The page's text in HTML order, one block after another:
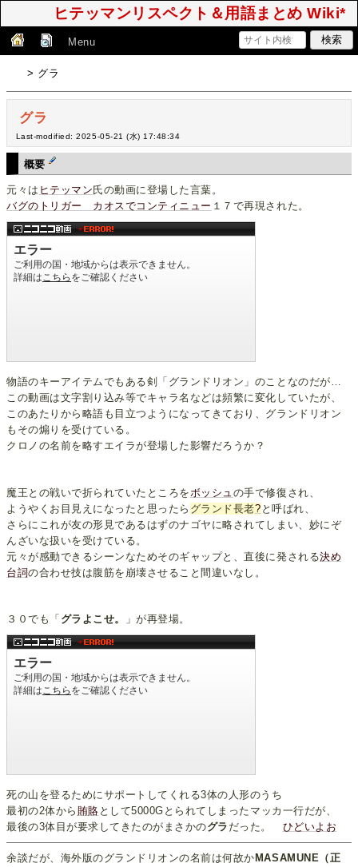
ヒテッマンリスペクト＆用語まとめ Wiki*
Menu
> グラ
グラ
Last-modified: 2025-05-21 (水) 17:48:34
概要
元々は ヒテッマン氏の動画に登場した言葉。
バグのトリガー カオスでコンティニュー １７で再現された。
物語のキーアイテムでもある剣「グランドリオン」のことなのだが…
この動画は文字割り込み等でキャラ名などは頻繁に変化していたが、
このあたりから略語も目立つようになってきており、グランドリオン
もその煽りを受けている。
クロノの名前を略すエイラが登場した影響だろうか？
魔王との戦いで折られていたところを ボッシュ の手で修復され、
ようやくお目見えになったと思ったら グランド長老? と呼ばれ、
さらにこれが友の形見であるはずのナゴヤに略されてしまい、妙にぞ
んざいな扱いを受けている。
元々が感動できるシーンなためそのギャップと、直後に発される決め
台詞の合わせ技は腹筋を崩壊させること間違いなし。
３０でも「 グラよこせ。 」が再登場。
死の山を登るためにサポートしてくれる3体の人形のうち
最初の2体から 賄賂 として5000Gとられてしまったマッカ一行だが、
最後の3体目が要求してきたのがまさかのグラ だった。 ひどいよお
余談だが、海外版のグランドリオンの名前は何故か MASAMUNE（正